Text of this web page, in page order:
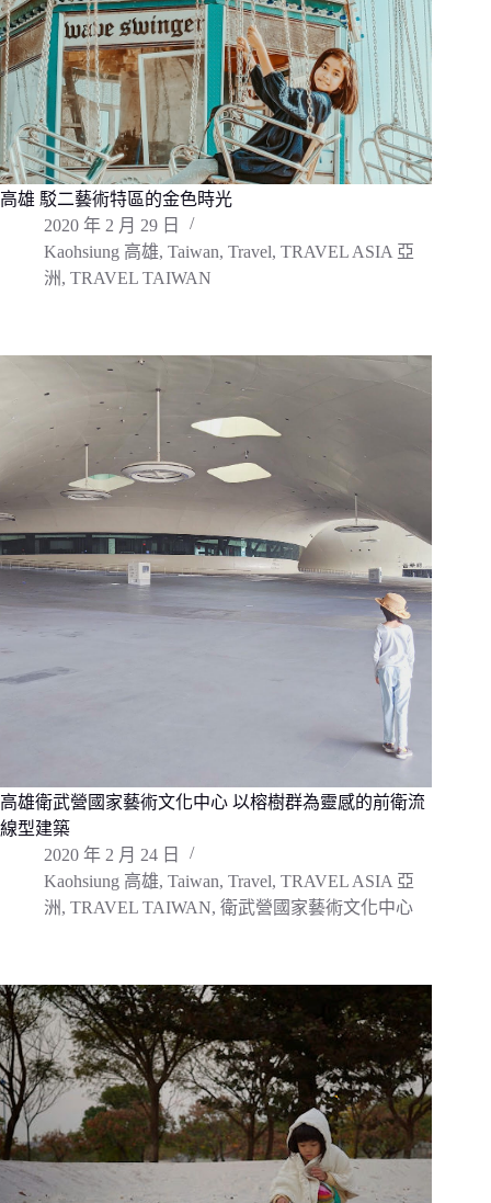
高雄 駁二藝術特區的金色時光
2020 年 2 月 29 日
Kaohsiung 高雄, Taiwan, Travel, TRAVEL ASIA 亞
洲, TRAVEL TAIWAN
高雄衛武營國家藝術文化中心 以榕樹群為靈感的前衛流
線型建築
2020 年 2 月 24 日
Kaohsiung 高雄, Taiwan, Travel, TRAVEL ASIA 亞
洲, TRAVEL TAIWAN, 衛武營國家藝術文化中心